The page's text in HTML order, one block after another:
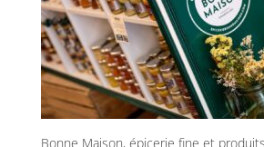
Bonne Maison, épicerie fine et